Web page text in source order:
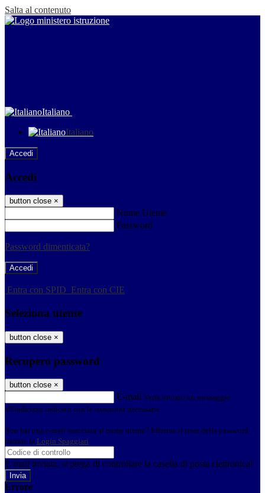
Salta al contenuto
Italiano
Italiano
Accedi
Accedi
button close ×
Nome Utente
Password
Password dimenticata?
-
Entra con SPID Entra con CIE
Seleziona utente
button close ×
Recupero password
button close ×
E-mail Verrà inviato un messaggio
all'indirizzo indicato con le istruzioni necessarie.
Non hai una e-mail associata al nome utente? Effettua il reset della password
tramite la Login Spaggiari
E-mail inviata, si prega di controllare la casella di posta elettronica!
Errore